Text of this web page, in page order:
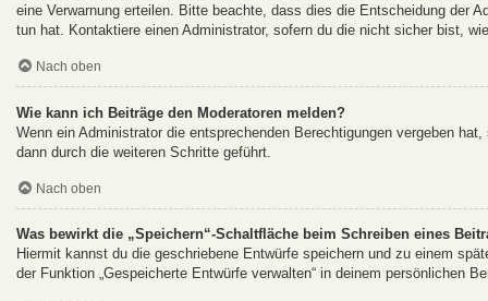
eine Verwarnung erteilen. Bitte beachte, dass dies die Entscheidung der
tun hat. Kontaktiere einen Administrator, sofern du die nicht sicher bist,
Nach oben
Wie kann ich Beiträge den Moderatoren melden?
Wenn ein Administrator die entsprechenden Berechtigungen vergeben
dann durch die weiteren Schritte geführt.
Nach oben
Was bewirkt die „Speichern“-Schaltfläche beim Schreiben eines
Hiermit kannst du die geschriebene Entwürfe speichern und zu einem
der Funktion „Gespeicherte Entwürfe verwalten“ in deinem persönlichen